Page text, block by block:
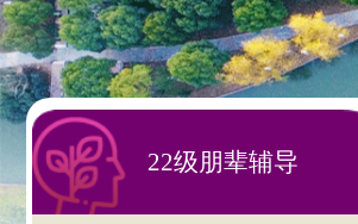
22级朋辈辅导